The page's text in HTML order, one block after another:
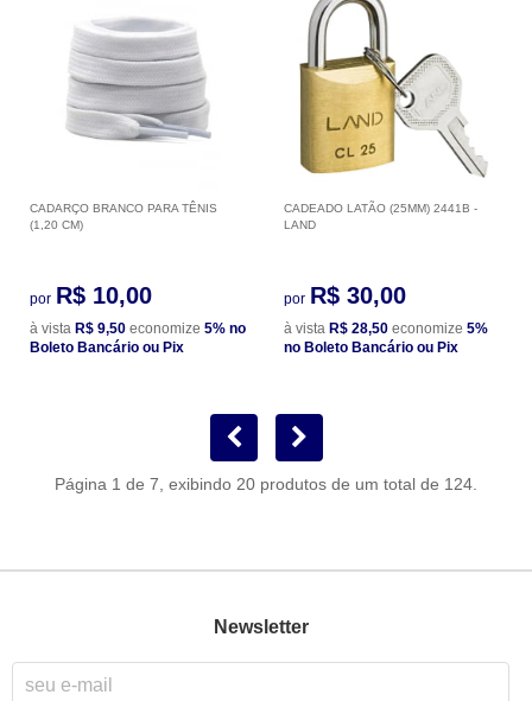
CADARÇO BRANCO PARA TÊNIS
(1,20 CM)
por R$ 10,00
à vista R$ 9,50 economize 5% no
Boleto Bancário ou Pix
CADEADO LATÃO (25MM) 2441B -
LAND
por R$ 30,00
à vista R$ 28,50 economize 5%
no Boleto Bancário ou Pix
Página 1 de 7, exibindo 20 produtos de um total de 124.
Newsletter